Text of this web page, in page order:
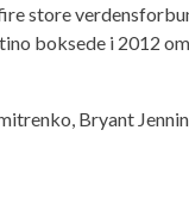
store
boksede i 2012
Bryant